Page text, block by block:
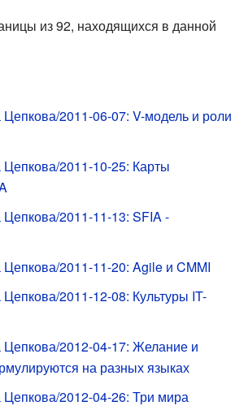
из 92, находящихся в данной
2011-06-07: V-модель и роли
2011-10-25: Карты
2011-11-13: SFIA -
2011-11-20: Agile и CMMI
2011-12-08: Культуры IT-
2012-04-17: Желание и
на разных языках
2012-04-26: Три мира